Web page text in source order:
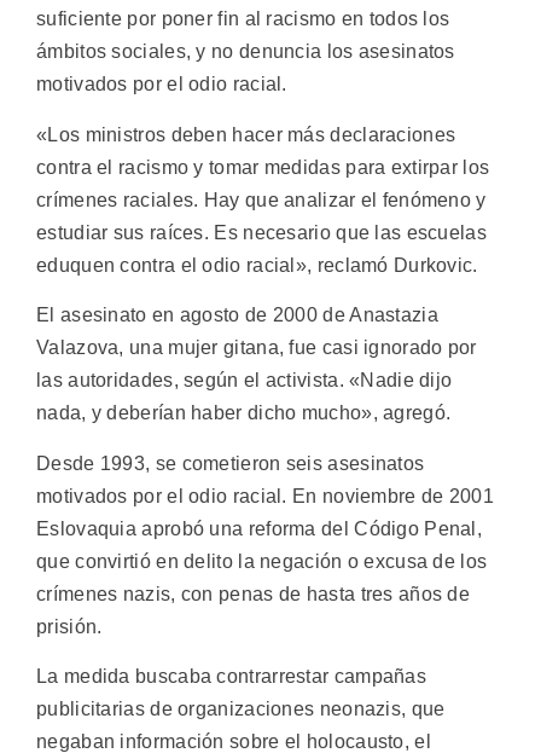
suficiente por poner fin al racismo en todos los
ámbitos sociales, y no denuncia los asesinatos
motivados por el odio racial.
«Los ministros deben hacer más declaraciones
contra el racismo y tomar medidas para extirpar los
crímenes raciales. Hay que analizar el fenómeno y
estudiar sus raíces. Es necesario que las escuelas
eduquen contra el odio racial», reclamó Durkovic.
El asesinato en agosto de 2000 de Anastazia
Valazova, una mujer gitana, fue casi ignorado por
las autoridades, según el activista. «Nadie dijo
nada, y deberían haber dicho mucho», agregó.
Desde 1993, se cometieron seis asesinatos
motivados por el odio racial. En noviembre de 2001
Eslovaquia aprobó una reforma del Código Penal,
que convirtió en delito la negación o excusa de los
crímenes nazis, con penas de hasta tres años de
prisión.
La medida buscaba contrarrestar campañas
publicitarias de organizaciones neonazis, que
negaban información sobre el holocausto, el